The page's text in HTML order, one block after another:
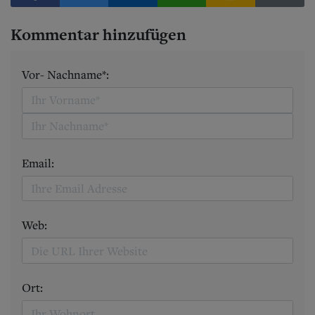
Kommentar hinzufügen
Vor- Nachname*:
Email:
Web:
Ort: